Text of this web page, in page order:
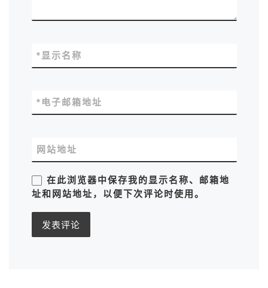
显示名称
*
电子邮箱地址
*
网站地址
在此浏览器中保存我的显示名称、邮箱地
址和网站地址，以便下次评论时使用。